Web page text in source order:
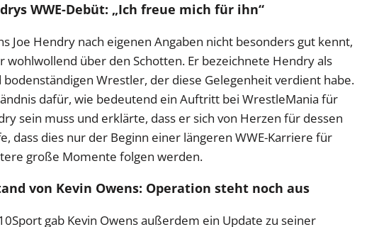
WWE-Debüt: „Ich freue mich für ihn“
Joe Hendry nach eigenen Angaben nicht besonders gut kennt,
wohlwollend über den Schotten. Er bezeichnete Hendry als
Wrestler, der diese Gelegenheit verdient habe.
dafür, wie bedeutend ein Auftritt bei WrestleMania für
sein muss und erklärte, dass er sich von Herzen für dessen
dass dies nur der Beginn einer längeren WWE-Karriere für
große Momente folgen werden.
von Kevin Owens: Operation steht noch aus
gab Kevin Owens außerdem ein Update zu seiner